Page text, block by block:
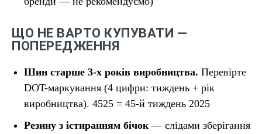
ЩО НЕ ВАРТО КУПУВАТИ —
ПОПЕРЕДЖЕННЯ
Шин старше 3-х років виробництва. Перевірте
DOT-маркування (4 цифри: тиждень + рік
виробництва). 4525 = 45-й тиждень 2025
Резину з істиранням бічок— слідами зберігання